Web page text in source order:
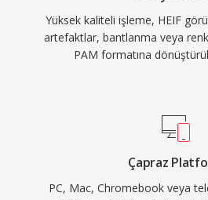
Yüksek kaliteli işleme, HEIF
artefaktlar, bantlanma veya
PAM formatına
Çapraz
PC, Mac, Chromebook veya